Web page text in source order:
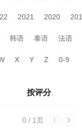
2021 2020
韩语 泰语 法语
X Y Z 0-9
按评分
0 / 1页